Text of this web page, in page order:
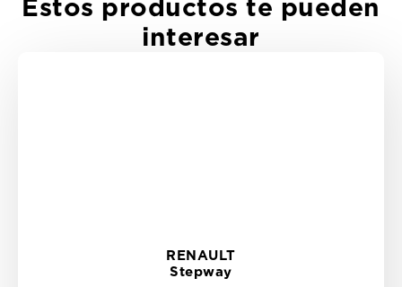
Estos productos te pueden
interesar
RENAULT
Stepway